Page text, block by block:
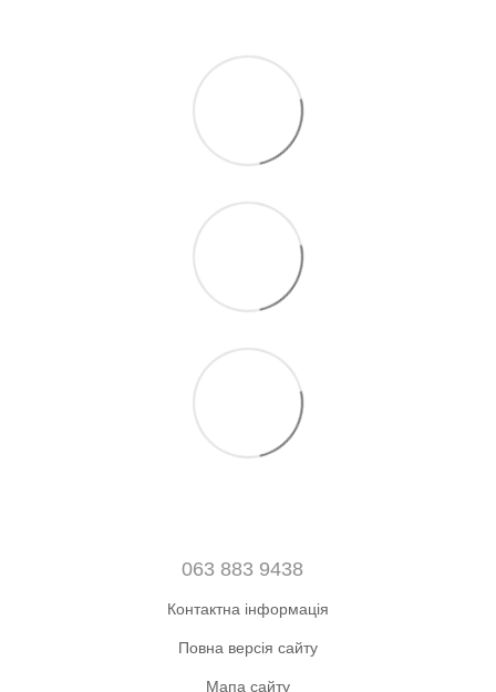
063 883 9438
Контактна інформація
Повна версія сайту
Мапа сайту